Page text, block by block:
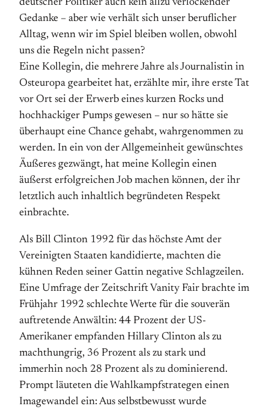
deutscher Politiker auch kein allzu verlockender
Gedanke – aber wie verhält sich unser beruflicher
Alltag, wenn wir im Spiel bleiben wollen, obwohl
uns die Regeln nicht passen?
Eine Kollegin, die mehrere Jahre als Journalistin in
Osteuropa gearbeitet hat, erzählte mir, ihre erste Tat
vor Ort sei der Erwerb eines kurzen Rocks und
hochhackiger Pumps gewesen – nur so hätte sie
überhaupt eine Chance gehabt, wahrgenommen zu
werden. In ein von der Allgemeinheit gewünschtes
Äußeres gezwängt, hat meine Kollegin einen
äußerst erfolgreichen Job machen können, der ihr
letztlich auch inhaltlich begründeten Respekt
einbrachte.
Als Bill Clinton 1992 für das höchste Amt der
Vereinigten Staaten kandidierte, machten die
kühnen Reden seiner Gattin negative Schlagzeilen.
Eine Umfrage der Zeitschrift Vanity Fair brachte im
Frühjahr 1992 schlechte Werte für die souverän
auftretende Anwältin: 44 Prozent der US-
Amerikaner empfanden Hillary Clinton als zu
machthungrig, 36 Prozent als zu stark und
immerhin noch 28 Prozent als zu dominierend.
Prompt läuteten die Wahlkampfstrategen einen
Imagewandel ein: Aus selbstbewusst wurde